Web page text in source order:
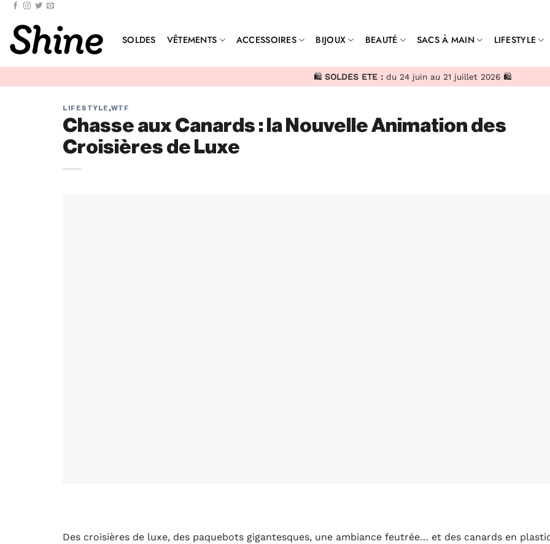
Passer
contenu
SOLDES VÊTEMENTS ACCESSOIRES BIJOUX BEAUTÉ SACS À MAIN LIFESTYLE
🛍️ SOLDES ETE : du 24 juin au 21 juillet 2026 🛍️
LIFESTYLE ,WTF
Chasse aux Canards : la Nouvelle Animation des
Croisières de Luxe
Des croisières de luxe, des paquebots gigantesques, une ambiance feutrée… et des canards en